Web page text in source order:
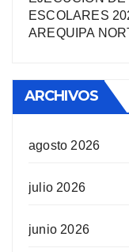
ESCOLARES
AREQUIPA
ARCHIVOS
agosto 2026
julio 2026
junio 2026